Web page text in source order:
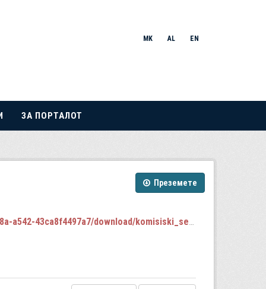
MK AL EN
ЗА ПОРТАЛОТ
Преземете
download/komisiski_sednici_2024-2028.json